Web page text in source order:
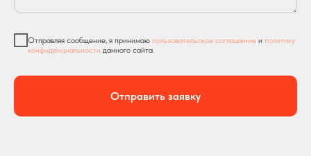
Отправляя сообщение, я принимаю пользовательское соглашение и политику
конфиденциальности данного сайта.
Отправить заявку